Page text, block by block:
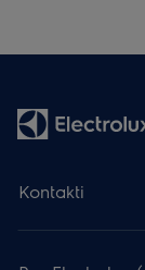
Kontakti